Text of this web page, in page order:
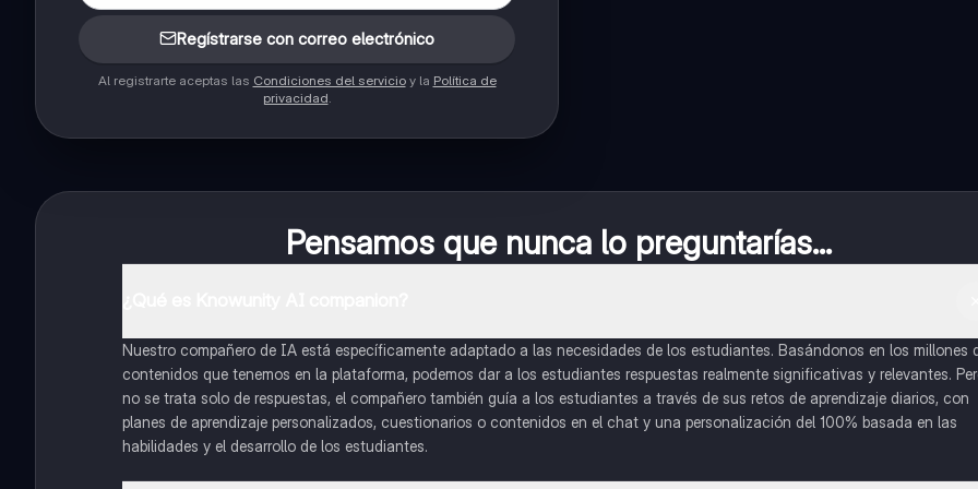
Regístrarse con correo electrónico
Al registrarte aceptas las Condiciones del servicioy la Política de
privacidad
Pensamos que nunca lo preguntarías...
Nuestro compañero de IA está específicamente adaptado a las necesidades de los estudiantes. Basándonos en los millones
contenidos que tenemos en la plataforma, podemos dar a los estudiantes respuestas realmente significativas y relevantes.
no se trata solo de respuestas, el compañero también guía a los estudiantes a través de sus retos de aprendizaje diarios, con
planes de aprendizaje personalizados, cuestionarios o contenidos en el chat y una personalización del 100% basada en las
habilidades y el desarrollo de los estudiantes.